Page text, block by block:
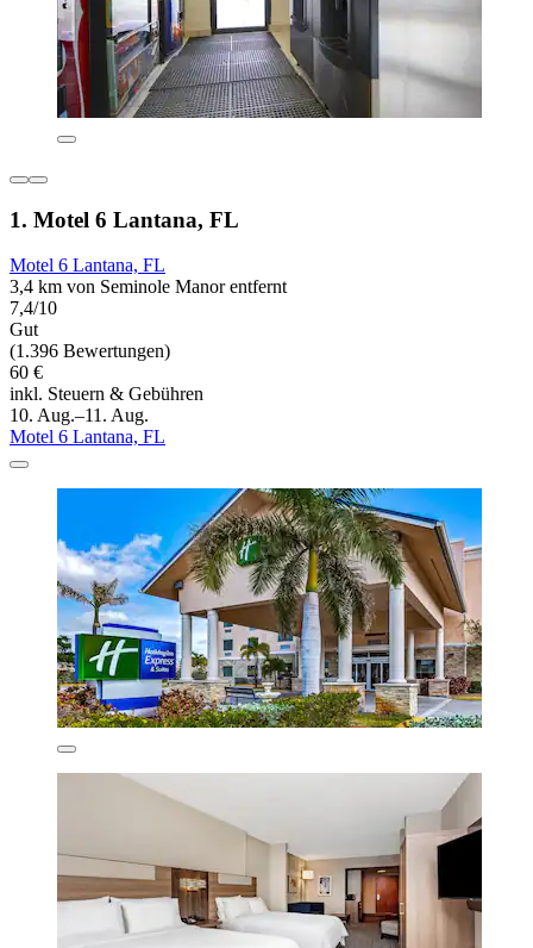
1. Motel 6 Lantana, FL
Motel 6 Lantana, FL
3,4 km von Seminole Manor entfernt
7,4/10
Gut
(1.396 Bewertungen)
60 €
inkl. Steuern & Gebühren
10. Aug.–11. Aug.
Motel 6 Lantana, FL